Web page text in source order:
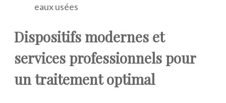
eaux usées
Dispositifs modernes et
services professionnels pour
un traitement optimal